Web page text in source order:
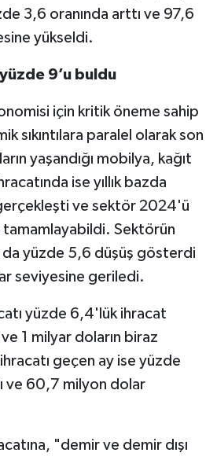
3,6 oranında arttı ve 97,6
yükseldi.
9’u buldu
için kritik öneme sahip
sıkıntılara paralel olarak son
yaşandığı mobilya, kağıt
ise yıllık bazda
ve sektör 2024'ü
Sektörün
da yüzde 5,6 düşüş gösterdi
seviyesine geriledi.
yüzde 6,4'lük ihracat
ve 1 milyar doların biraz
geçen ay ise yüzde
ve 60,7 milyon dolar
"demir ve demir dışı